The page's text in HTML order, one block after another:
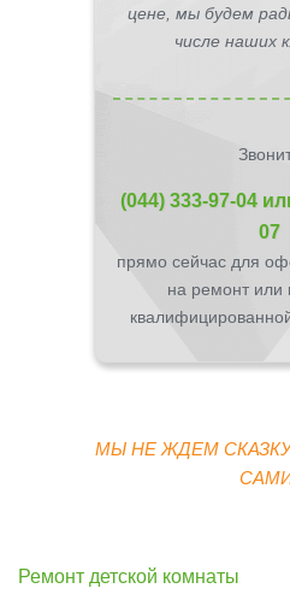
цене, мы будем
числе наших
(044) 333-97-04
07
прямо сейчас для
на ремонт или
МЫ НЕ ЖДЕМ
Ремонт детской комнаты